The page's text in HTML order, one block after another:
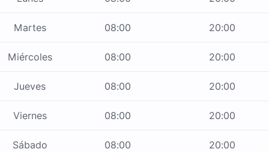
Martes 08:00 20:00
Miércoles 08:00 20:00
Jueves 08:00 20:00
Viernes 08:00 20:00
Sábado 08:00 20:00